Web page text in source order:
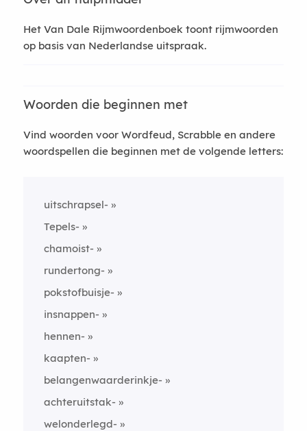
Het Van Dale Rijmwoordenboek toont rijmwoorden
op basis van Nederlandse uitspraak.
Woorden die beginnen met
Vind woorden voor Wordfeud, Scrabble en andere
woordspellen die beginnen met de volgende letters:
uitschrapsel-
Tepels-
chamoist-
rundertong-
pokstofbuisje-
insnappen-
hennen-
kaapten-
belangenwaarderinkje-
achteruitstak-
welonderlegd-